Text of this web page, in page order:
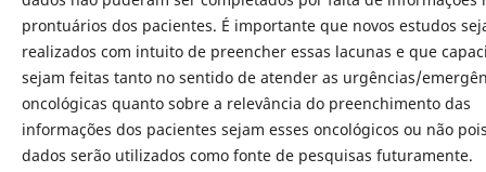
prontuários dos pacientes. É importante que novos estudos
realizados com intuito de preencher essas lacunas e que
sejam feitas tanto no sentido de atender as urgências/
oncológicas quanto sobre a relevância do preenchimento das
informações dos pacientes sejam esses oncológicos ou não
dados serão utilizados como fonte de pesquisas futuramente.